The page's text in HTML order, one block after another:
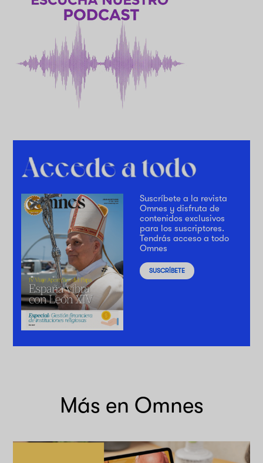
Suscríbete a la revista
Omnes y disfruta de
contenidos exclusivos
para los suscriptores.
Tendrás acceso a todo
Omnes
SUSCRÍBETE
Más en Omnes